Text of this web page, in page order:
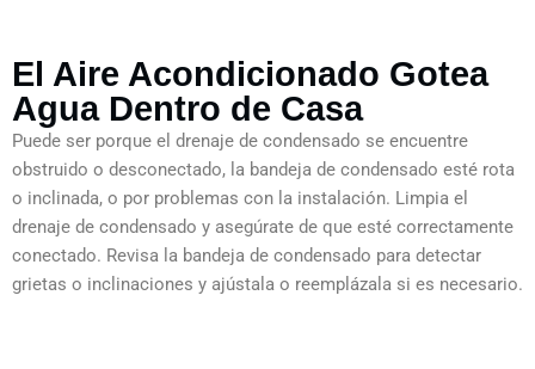
El Aire Acondicionado Gotea
Agua Dentro de Casa
Puede ser porque el drenaje de condensado se encuentre
obstruido o desconectado, la bandeja de condensado esté rota
o inclinada, o por problemas con la instalación. Limpia el
drenaje de condensado y asegúrate de que esté correctamente
conectado. Revisa la bandeja de condensado para detectar
grietas o inclinaciones y ajústala o reemplázala si es necesario.